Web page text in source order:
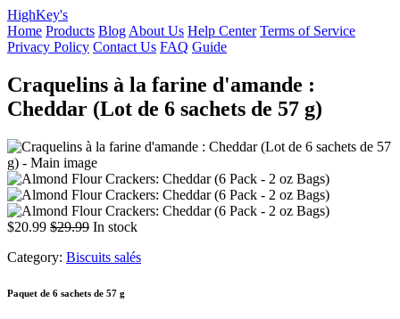
HighKey's
Home Products Blog About Us Help Center Terms of Service
Privacy Policy Contact Us FAQ Guide
Craquelins à la farine d'amande :
Cheddar (Lot de 6 sachets de 57 g)
$20.99 $29.99 In stock
Category: Biscuits salés
Paquet de 6 sachets de 57 g